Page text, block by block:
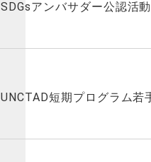
SDGsアンバサダー公認活
UNCTAD短期プログラム